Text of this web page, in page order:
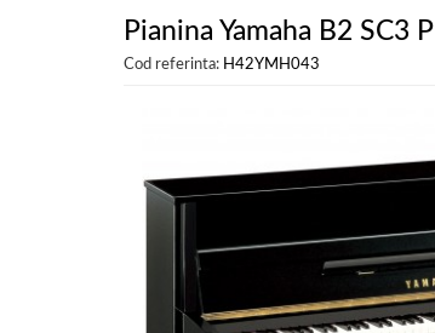
Pianina Yamaha B2 SC3
Cod referinta: H42YMH043